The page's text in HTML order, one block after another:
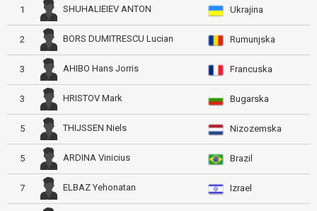
1 SHUHALIEIEV ANTON Ukrajina
2 BORS DUMITRESCU Lucian Rumunjska
3 AHIBO Hans Jorris Francuska
3 HRISTOV Mark Bugarska
5 THIJSSEN Niels Nizozemska
5 ARDINA Vinicius Brazil
7 ELBAZ Yehonatan Izrael